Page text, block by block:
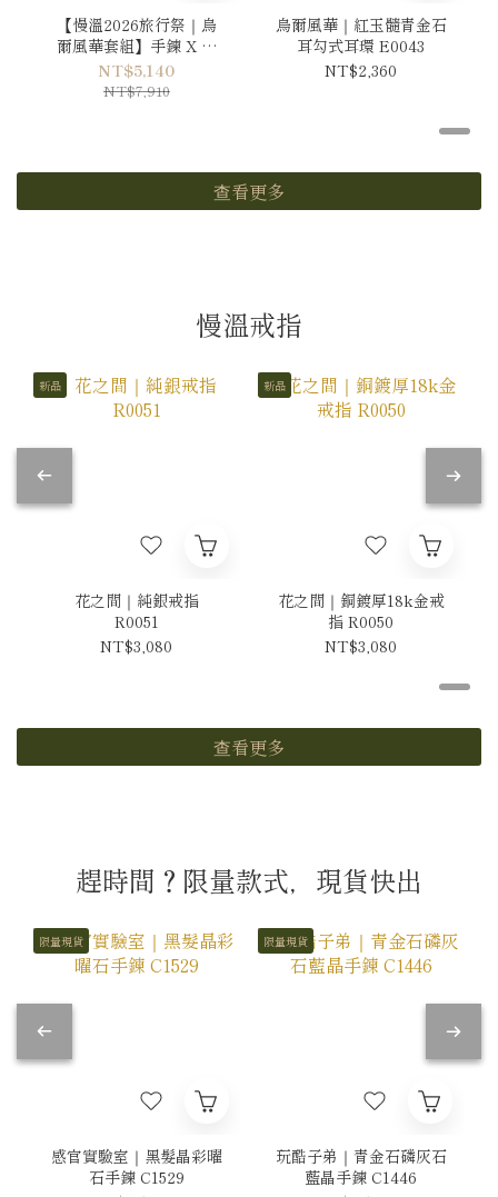
【慢溫2026旅行祭｜烏
爾風華套組】手鍊 X 耳
環
NT$5,140
NT$7,910
烏爾風華｜紅玉髓青金石
耳勾式耳環 E0043
NT$2,360
查看更多
慢溫戒指
新品
花之間｜純銀戒指
R0051
NT$3,080
新品
花之間｜銅鍍厚18k金戒
指 R0050
NT$3,080
查看更多
趕時間？限量款式，現貨快出
限量現貨
感官實驗室｜黑髮晶彩曜
石手鍊 C1529
限量現貨
玩酷子弟｜青金石磷灰石
藍晶手鍊 C1446